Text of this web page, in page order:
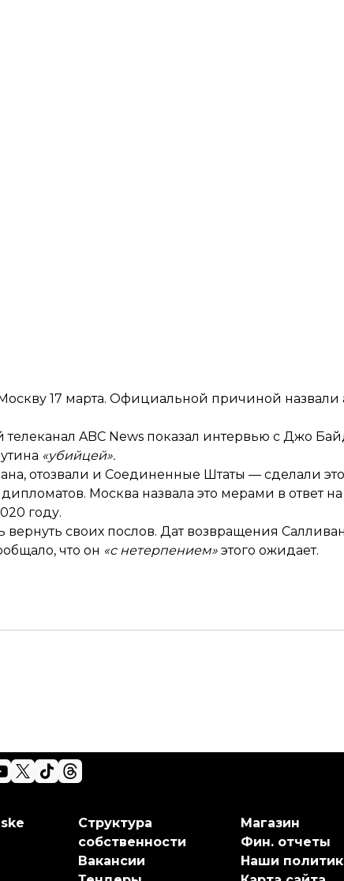
17 марта. Официальной причиной
ABC News показал интервью с Джо
«убийцей».
отозвали и Соединенные Штаты — сделали
Москва назвала это мерами в ответ на
году.
своих послов. Дат возвращения
что он «с нетерпением» этого ожидает.
Структура
собственности
Вакансии
Магазин
Фин. отчеты
Наши